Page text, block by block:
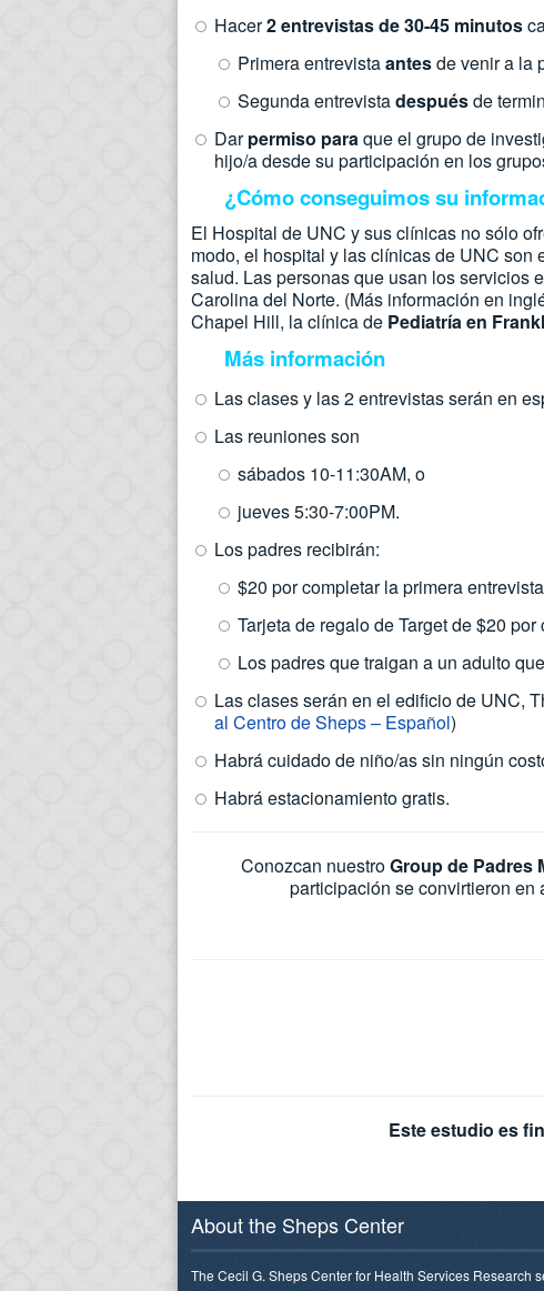
Hacer2 entrevistas de 30-45 minutos
Primera entrevistaantesde venir a la
Segunda entrevistadespuésde
Darpermiso paraque el grupo de
hijo/a desde su participación en los
¿Cómo conseguimos su
El Hospital de UNC y sus clínicas no sólo
modo, el hospital y las clínicas de UNC
salud. Las personas que usan los servicios
Carolina del Norte. (Más información en
Chapel Hill, la clínica de Pediatría en
Más información
Las clases y las 2 entrevistas serán en
Las reuniones son
sábados 10-11:30AM, o
jueves 5:30-7:00PM.
Los padres recibirán:
$20 por completar la primera
Tarjeta de regalo de Target de $20
Los padres que traigan a un adulto
Las clases serán en el edificio de UNC,
al Centro de Sheps – Español)
Habrá cuidado de niño/as sin ningún
Habrá estacionamiento gratis.
Conozcan nuestroGroup de Padres
participación se convirtieron en
Este estudio es
About the Sheps Center
The Cecil G. Sheps Center for Health Services Research